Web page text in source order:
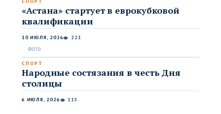
«Астана» стартует в еврокубковой
квалификации
10 ИЮЛЯ, 2026👁 221
СПОРТ
Народные состязания в честь Дня
столицы
6 ИЮЛЯ, 2026👁 115